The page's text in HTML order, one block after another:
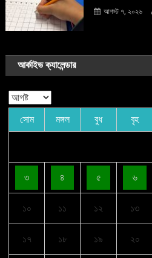
আগস্ট ৭, ২০২৬
আর্কাইভ ক্যালেন্ডার
সোম মঙ্গল বুধ বৃহ
৩ ৪ ৫ ৬
১০ ১১ ১২ ১৩
১৭ ১৮ ১৯ ২০